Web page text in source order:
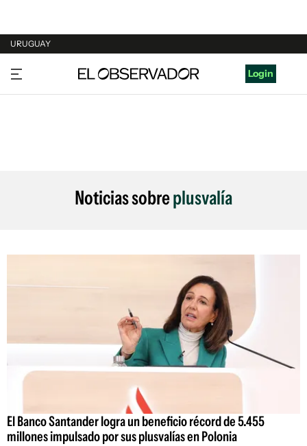
URUGUAY
URUGUAY
ARGENTINA
Login
Noticias sobreplusvalía
El Banco Santander logra un beneficio récord de 5.455
millones impulsado por sus plusvalías en Polonia